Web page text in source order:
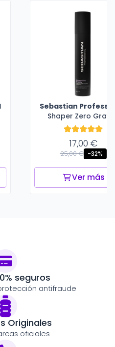
Sebastian
Shaper Zero
17,00 €
25,00 € -32%
Ver más
seguros
antifraude
Originales
oficiales